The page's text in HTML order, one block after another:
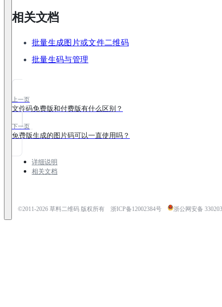
相关文档
批量生成图片或文件二维码
批量生码与管理
上一页
文件码免费版和付费版有什么区别？
下一页
免费版生成的图片码可以一直使用吗？
详细说明
相关文档
©2011-2026草料二维码 版权所有 浙ICP备12002384号 浙公网安备